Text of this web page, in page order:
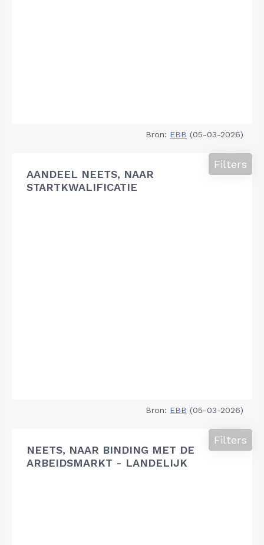
Bron: EBB (05-03-2026)
AANDEEL NEETS, NAAR
STARTKWALIFICATIE
Filters
Bron: EBB (05-03-2026)
NEETS, NAAR BINDING MET DE
ARBEIDSMARKT - LANDELIJK
Filters